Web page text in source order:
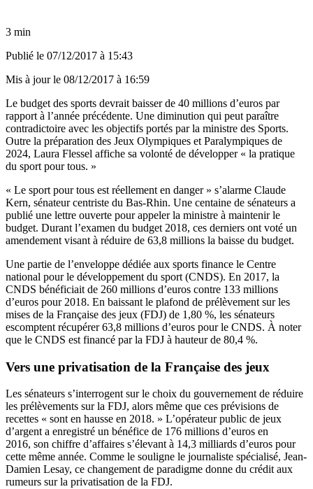
3 min
Publié le 07/12/2017 à 15:43
Mis à jour le 08/12/2017 à 16:59
Le budget des sports devrait baisser de 40 millions d’euros par
rapport à l’année précédente. Une diminution qui peut paraître
contradictoire avec les objectifs portés par la ministre des Sports.
Outre la préparation des Jeux Olympiques et Paralympiques de
2024, Laura Flessel affiche sa volonté de développer « la pratique
du sport pour tous. »
« Le sport pour tous est réellement en danger » s’alarme Claude
Kern, sénateur centriste du Bas-Rhin. Une centaine de sénateurs a
publié une lettre ouverte pour appeler la ministre à maintenir le
budget. Durant l’examen du budget 2018, ces derniers ont voté un
amendement visant à réduire de 63,8 millions la baisse du budget.
Une partie de l’enveloppe dédiée aux sports finance le Centre
national pour le développement du sport (CNDS). En 2017, la
CNDS bénéficiait de 260 millions d’euros contre 133 millions
d’euros pour 2018. En baissant le plafond de prélèvement sur les
mises de la Française des jeux (FDJ) de 1,80 %, les sénateurs
escomptent récupérer 63,8 millions d’euros pour le CNDS. À noter
que le CNDS est financé par la FDJ à hauteur de 80,4 %.
Vers une privatisation de la Française des jeux
Les sénateurs s’interrogent sur le choix du gouvernement de réduire
les prélèvements sur la FDJ, alors même que ces prévisions de
recettes « sont en hausse en 2018. » L’opérateur public de jeux
d’argent a enregistré un bénéfice de 176 millions d’euros en
2016, son chiffre d’affaires s’élevant à 14,3 milliards d’euros pour
cette même année. Comme le souligne le journaliste spécialisé, Jean-
Damien Lesay, ce changement de paradigme donne du crédit aux
rumeurs sur la privatisation de la FDJ.